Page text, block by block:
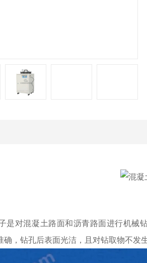
是对混凝土路面和沥青路面进行机械
，钻孔后表面光洁，且对钻取物不发